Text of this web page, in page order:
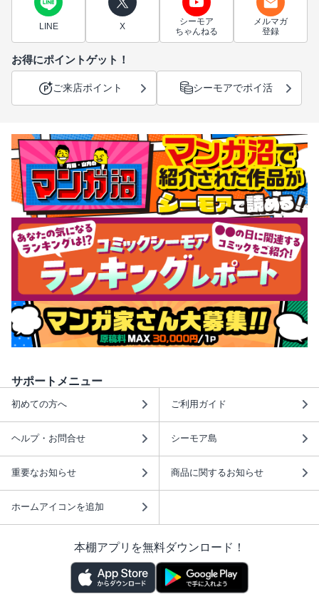
LINE X
シーモア
ちゃんねる
メルマガ
登録
お得にポイントゲット！
ご来店ポイント シーモアでポイ活
サポートメニュー
初めての方へ ご利用ガイド
ヘルプ・お問合せ シーモア島
重要なお知らせ 商品に関するお知らせ
ホームアイコンを追加
本棚アプリを無料ダウンロード！